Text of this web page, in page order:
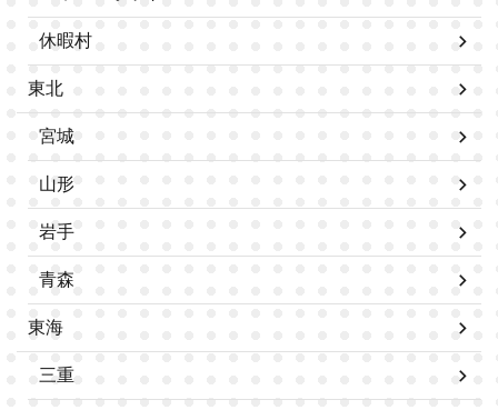
休暇村
東北
宮城
山形
岩手
青森
東海
三重